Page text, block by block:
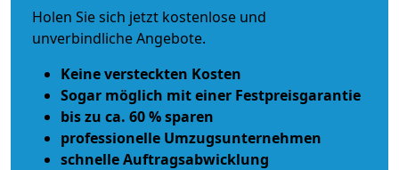
Holen Sie sich jetzt kostenlose und
unverbindliche Angebote.
Keine versteckten Kosten
Sogar möglich mit einer Festpreisgarantie
bis zu ca. 60 % sparen
professionelle Umzugsunternehmen
schnelle Auftragsabwicklung